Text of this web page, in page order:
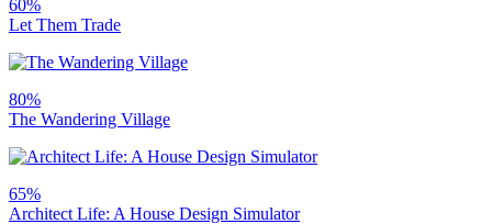
60%
Let Them Trade
80%
The Wandering Village
65%
Architect Life: A House Design Simulator